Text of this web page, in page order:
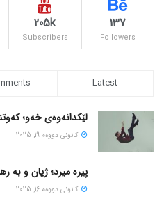
137
Followers
205k
Subscribers
Latest
لێکدانەوەی خەو؛
كانونی دووه‌م 19, 2025
پیره میرد؛ ژیان و به
كانونی دووه‌م 16, 2025